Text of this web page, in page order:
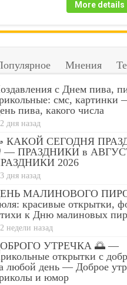
More details
Мнения
с Днем пива,
смс, картинки
пива, какого числа
2 дня назад
КАКОЙ СЕГОДНЯ
— ПРАЗДНИКИ в
2026
3 дня назад
МАЛИНОВОГО
красивые открытки,
к Дню малиновых
2 недели назад
УТРЕЧКА 🌅 —
открытки с
любой день — Доброе
и юмор